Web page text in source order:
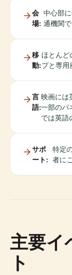
会
場:
中心部
通機関
移
動:
ほとんど
プと専用
言
語:
映画には
一部のパ
では英語
サポ
ート:
特定
者に
主要イ
ト